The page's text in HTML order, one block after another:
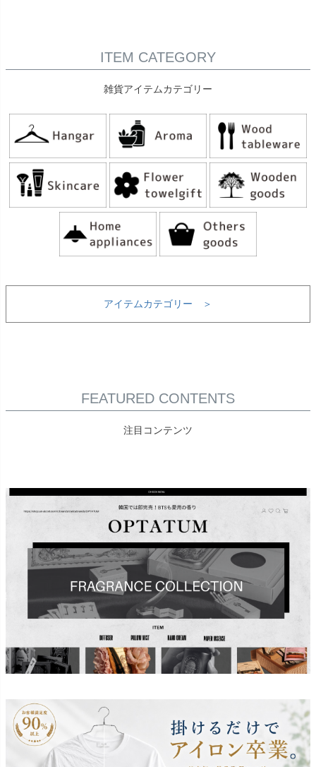
ITEM CATEGORY
雑貨アイテムカテゴリー
アイテムカテゴリー ＞
FEATURED CONTENTS
注目コンテンツ